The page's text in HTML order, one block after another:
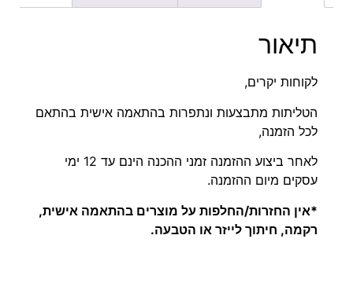
תיאור
לקוחות יקרים,
הטליתות מתבצעות ונתפרות בהתאמה אישית בהתאם
לכל הזמנה,
לאחר ביצוע ההזמנה זמני ההכנה הינם עד 12 ימי
עסקים מיום ההזמנה.
*אין החזרות/החלפות על מוצרים בהתאמה אישית,
רקמה, חיתוך לייזר או הטבעה.